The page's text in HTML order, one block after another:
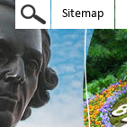
Sitemap